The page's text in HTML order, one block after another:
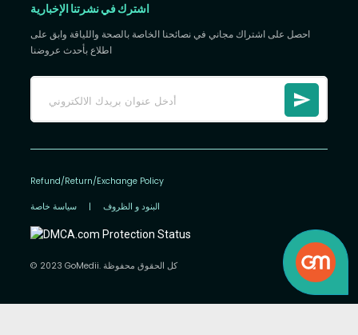
اشترك في نشرتنا الإخبارية
احصل على اشتراك مجاني في نصائحنا الخاصة بالصحة واللياقة وابق على
اطلاع بأحدث عروضنا
Refund/Return/Exchange Policy
سياسة خاصة | البنود و الظروف
© 2023 GoMedii. كل الحقوق محفوظة